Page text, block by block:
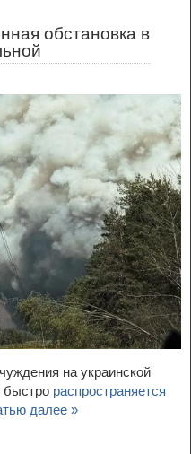
обстановка в
на украинской
быстро распространяется
далее »